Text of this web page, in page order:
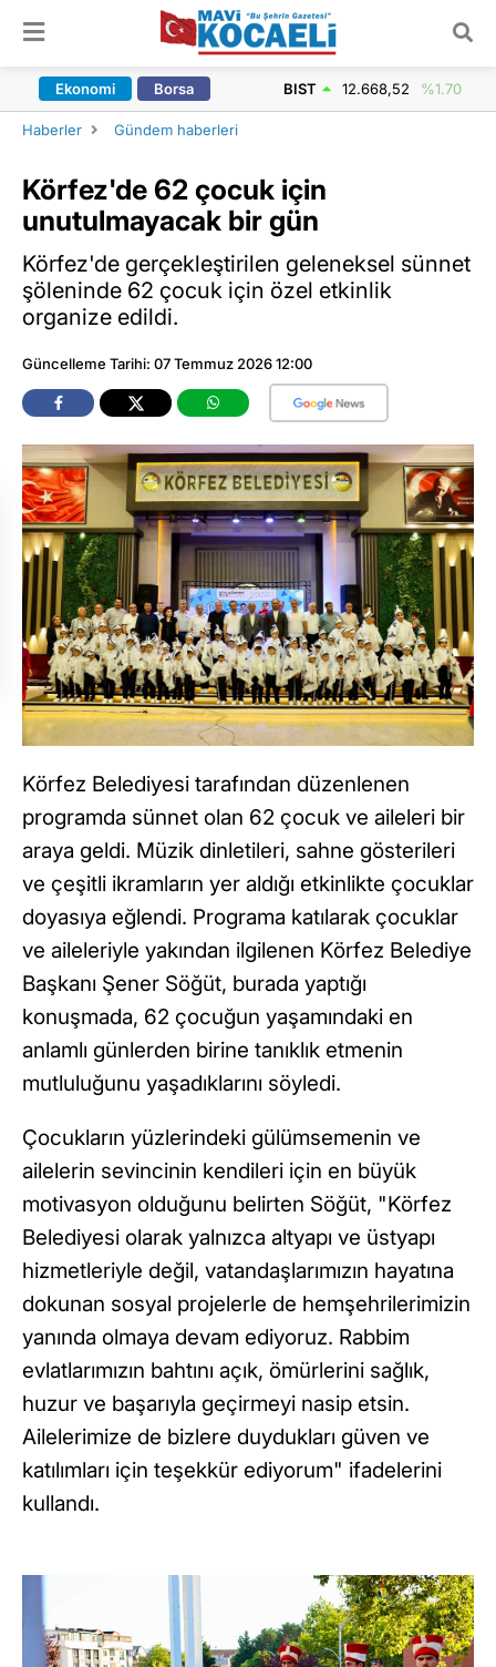
Ekonomi Borsa BIST 12.668,52 %1.70
Haberler Gündem haberleri
Körfez'de 62 çocuk için
unutulmayacak bir gün
Körfez'de gerçekleştirilen geleneksel sünnet
şöleninde 62 çocuk için özel etkinlik
organize edildi.
Güncelleme Tarihi: 07 Temmuz 2026 12:00
Körfez Belediyesi tarafından düzenlenen
programda sünnet olan 62 çocuk ve aileleri bir
araya geldi. Müzik dinletileri, sahne gösterileri
ve çeşitli ikramların yer aldığı etkinlikte çocuklar
doyasıya eğlendi. Programa katılarak çocuklar
ve aileleriyle yakından ilgilenen Körfez Belediye
Başkanı Şener Söğüt, burada yaptığı
konuşmada, 62 çocuğun yaşamındaki en
anlamlı günlerden birine tanıklık etmenin
mutluluğunu yaşadıklarını söyledi.
Çocukların yüzlerindeki gülümsemenin ve
ailelerin sevincinin kendileri için en büyük
motivasyon olduğunu belirten Söğüt, "Körfez
Belediyesi olarak yalnızca altyapı ve üstyapı
hizmetleriyle değil, vatandaşlarımızın hayatına
dokunan sosyal projelerle de hemşehrilerimizin
yanında olmaya devam ediyoruz. Rabbim
evlatlarımızın bahtını açık, ömürlerini sağlık,
huzur ve başarıyla geçirmeyi nasip etsin.
Ailelerimize de bizlere duydukları güven ve
katılımları için teşekkür ediyorum" ifadelerini
kullandı.